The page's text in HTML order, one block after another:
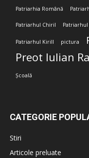
Patriarhia Română
Patriarhul Chiril
Patriarhul Kirill pictura
Preot Iulian
Școală
CATEGORIE
Stiri
Articole preluate